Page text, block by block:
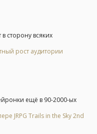
сторону всяких
рост аудитории
ещё в 90-2000-ых
JRPG Trails in the Sky 2nd